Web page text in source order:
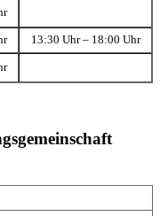
13:30 Uhr – 18:00 Uhr